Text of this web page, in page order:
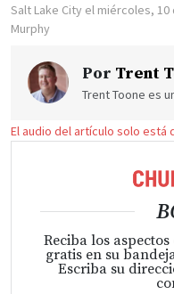
Salt Lake City el miércoles, 10
Murphy
Por Trent
Trent Toone es
El audio del artículo solo está
Reciba los
gratis en su
Escriba su